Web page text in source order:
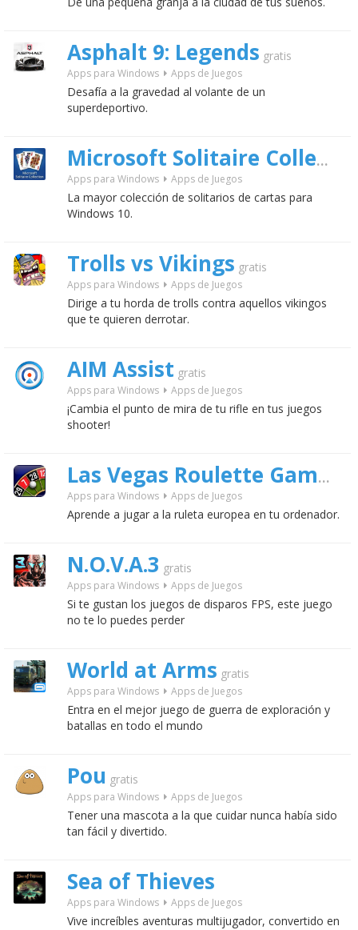
Asphalt 9: Legends gratis
Apps para Windows Apps de Juegos
Desafía a la gravedad al volante de un
superdeportivo.
Microsoft Solitaire Collection
Apps para Windows Apps de Juegos
La mayor colección de solitarios de cartas para
Windows 10.
Trolls vs Vikings gratis
Apps para Windows Apps de Juegos
Dirige a tu horda de trolls contra aquellos vikingos
que te quieren derrotar.
AIM Assist gratis
Apps para Windows Apps de Juegos
¡Cambia el punto de mira de tu rifle en tus juegos
shooter!
Las Vegas Roulette Game
Apps para Windows Apps de Juegos
Aprende a jugar a la ruleta europea en tu ordenador.
N.O.V.A.3 gratis
Apps para Windows Apps de Juegos
Si te gustan los juegos de disparos FPS, este juego
no te lo puedes perder
World at Arms gratis
Apps para Windows Apps de Juegos
Entra en el mejor juego de guerra de exploración y
batallas en todo el mundo
Pou gratis
Apps para Windows Apps de Juegos
Tener una mascota a la que cuidar nunca había sido
tan fácil y divertido.
Sea of Thieves
Apps para Windows Apps de Juegos
Vive increíbles aventuras multijugador, convertido en